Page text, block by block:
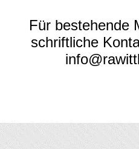
Für bestehende
schriftliche